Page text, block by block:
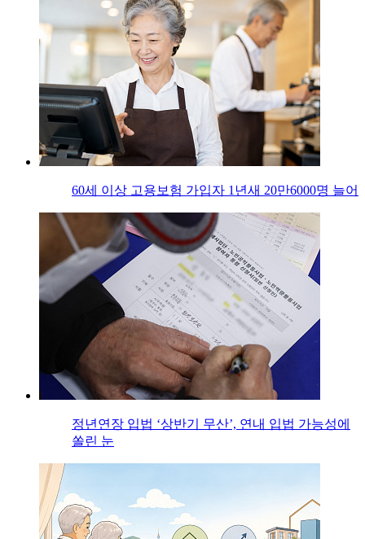
60세 이상 고용보험 가입자 1년새 20만6000명 늘어
정년연장 입법 ‘상반기 무산’, 연내 입법 가능성에
쏠린 눈